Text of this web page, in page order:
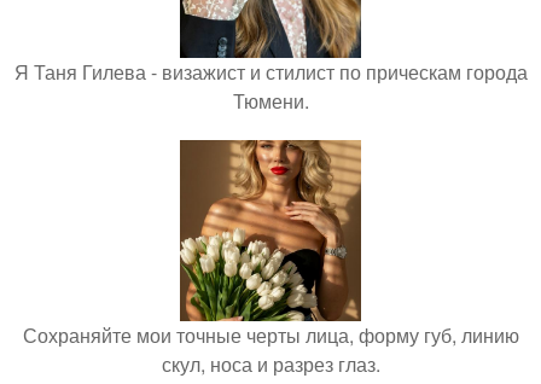
Я Таня Гилева - визажист и стилист по прическам города
Тюмени.
Сохраняйте мои точные черты лица, форму губ, линию
скул, носа и разрез глаз.